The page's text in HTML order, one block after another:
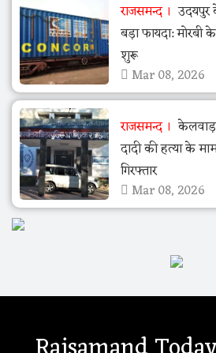
राजसमन्द
उदयपुर
बड़ा फायदा: मोरबी
शुरू
Mar 08, 2026
राजसमन्द
दादी की हत्या के
गिरफ्तार
Mar 08, 2026